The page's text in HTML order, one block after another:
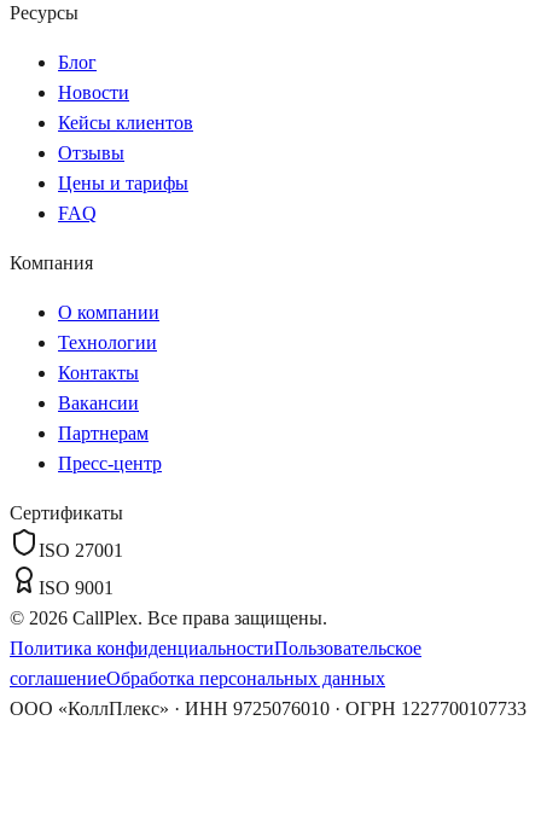
Ресурсы
Блог
Новости
Кейсы клиентов
Отзывы
Цены и тарифы
FAQ
Компания
О компании
Технологии
Контакты
Вакансии
Партнерам
Пресс-центр
Сертификаты
ISO 27001
ISO 9001
© 2026 CallPlex. Все права защищены.
Политика конфиденциальностиПользовательское
соглашениеОбработка персональных данных
ООО «КоллПлекс» · ИНН 9725076010 · ОГРН 1227700107733